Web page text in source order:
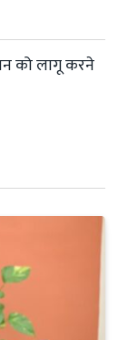
को लागू करने